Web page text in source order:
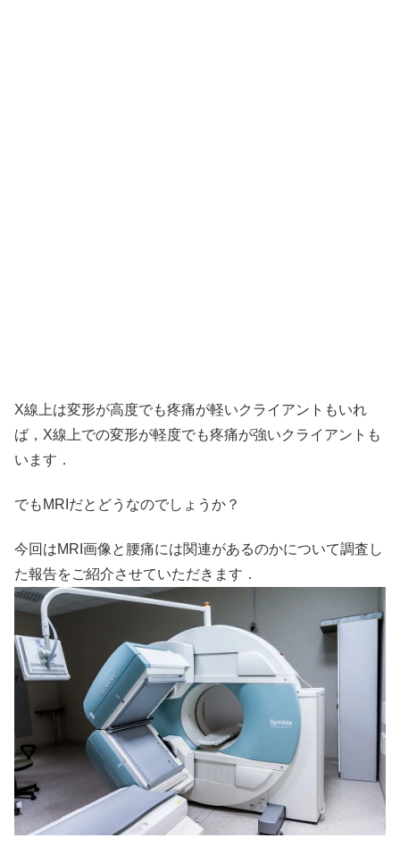
X線上は変形が高度でも疼痛が軽いクライアントもいれ
ば，X線上での変形が軽度でも疼痛が強いクライアントも
います．
でもMRIだとどうなのでしょうか？
今回はMRI画像と腰痛には関連があるのかについて調査し
た報告をご紹介させていただきます．